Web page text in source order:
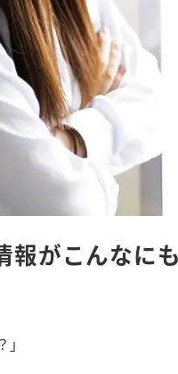
がこんなに